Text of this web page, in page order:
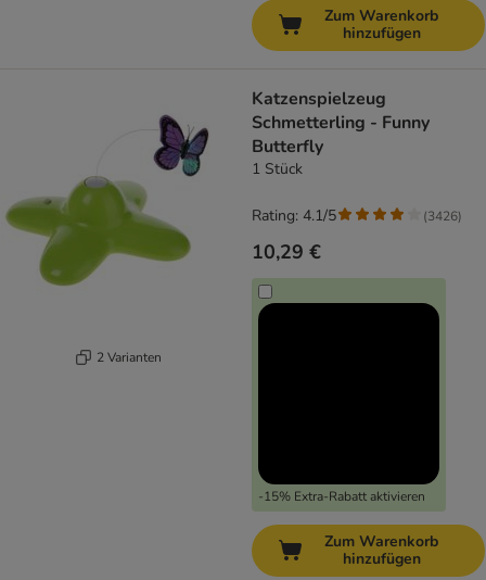
Zum Warenkorb
hinzufügen
2 Varianten
Katzenspielzeug
Schmetterling - Funny
Butterfly
1 Stück
10,29 €
-15% Extra-Rabatt aktivieren
Rating: 4.1/5 (3426)
Zum Warenkorb
hinzufügen